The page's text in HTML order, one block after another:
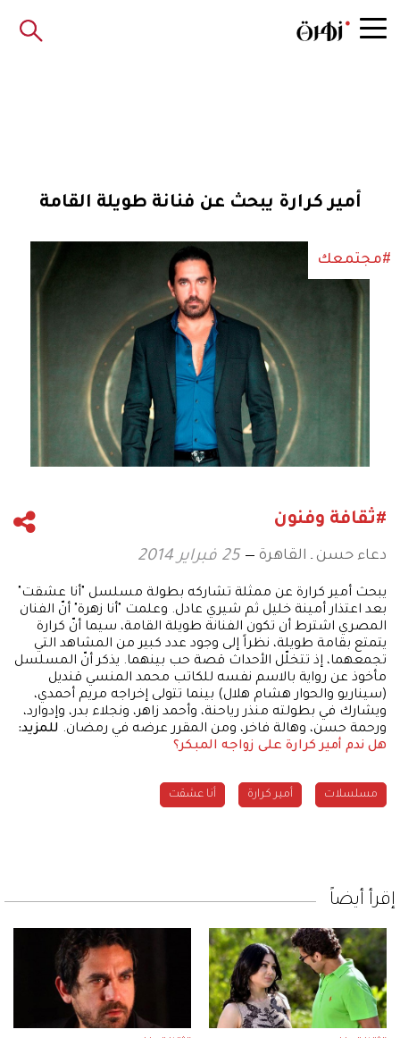
أمير كرارة يبحث عن فنانة طويلة القامة
#مجتمعك
#ثقافة وفنون
دعاء حسن ـ القاهرة 25 فبراير 2014
يبحث أمير كرارة عن ممثلة تشاركه بطولة مسلسل "أنا عشقت"
بعد اعتذار أمينة خليل ثم شيري عادل. وعلمت "أنا زهرة" أنّ الفنان
المصري اشترط أن تكون الفنانة طويلة القامة، سيما أنّ كرارة
يتمتع بقامة طويلة، نظراً إلى وجود عدد كبير من المشاهد التي
تجمعهما، إذ تتخلّل الأحداث قصة حب بينهما. يذكر أنّ المسلسل
مأخوذ عن رواية بالاسم نفسه للكاتب محمد المنسي قنديل
(سيناريو والحوار هشام هلال) بينما تتولى إخراجه مريم أحمدي،
ويشارك في بطولته منذر رياحنة، وأحمد زاهر، ونجلاء بدر، وإدوارد،
ورحمة حسن، وهالة فاخر، ومن المقرر عرضه في رمضان. للمزيد:
هل ندم أمير كرارة على زواجه المبكر؟
مسلسلات أمير كرارة أنا عشقت
إقرأ أيضاً